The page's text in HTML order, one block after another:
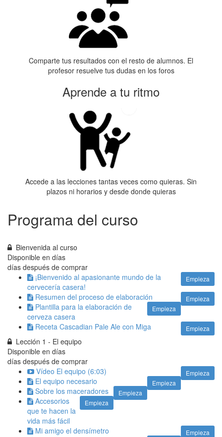
Comparte tus resultados con el resto de alumnos. El
profesor resuelve tus dudas en los foros
Aprende a tu ritmo
Accede a las lecciones tantas veces como quieras. Sin
plazos ni horarios y desde donde quieras
Programa del curso
Bienvenida al curso
Disponible en días
días después de comprar
Empieza
¡Bienvenido al apasionante mundo de la
cervecería casera!
Empieza
Resumen del proceso de elaboración
Empieza
Plantilla para la elaboración de
cerveza casera
Empieza
Receta Cascadian Pale Ale con Miga
Lección 1 - El equipo
Disponible en días
días después de comprar
Empieza
Vídeo El equipo (6:03)
Empieza
El equipo necesario
Empieza
Sobre los maceradores
Empieza
Accesorios
que te hacen la
vida más fácil
Empieza
Mi amigo el densímetro